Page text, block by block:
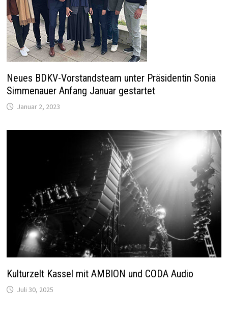
Neues BDKV-Vorstandsteam unter Präsidentin Sonia
Simmenauer Anfang Januar gestartet
Januar 2, 2023
Kulturzelt Kassel mit AMBION und CODA Audio
Juli 30, 2025